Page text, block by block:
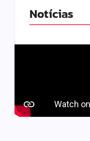
Notícias